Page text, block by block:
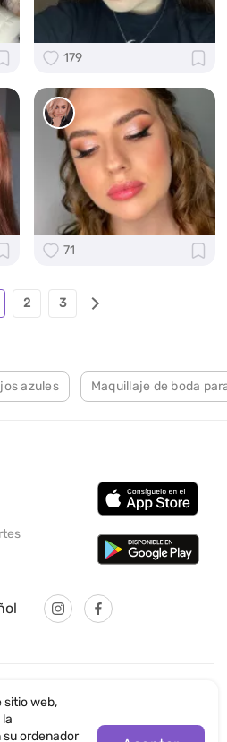
179
71
2 3
azules Maquillaje de boda
LTD
sitio web,
ordenador